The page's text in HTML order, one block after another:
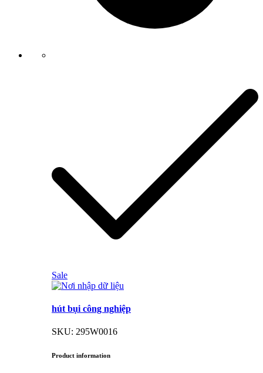
Sale
hút bụi công nghiệp
SKU: 295W0016
Product information